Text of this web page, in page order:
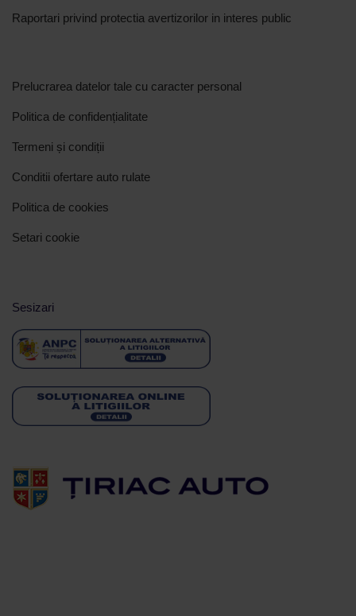
Raportari privind protectia avertizorilor in interes public
Prelucrarea datelor tale cu caracter personal
Politica de confidențialitate
Termeni și condiții
Conditii ofertare auto rulate
Politica de cookies
Setari cookie
Sesizari